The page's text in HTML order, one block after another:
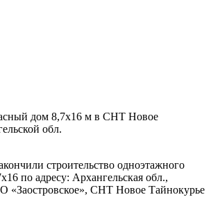
дом 8,7х16 м в СНТ Новое
обл.
строительство одноэтажного
по адресу: Архангельская обл.,
СНТ Новое Тайнокурье